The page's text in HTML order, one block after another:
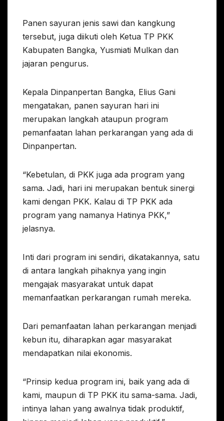
Panen sayuran jenis sawi dan kangkung
tersebut, juga diikuti oleh Ketua TP PKK
Kabupaten Bangka, Yusmiati Mulkan dan
jajaran pengurus.
Kepala Dinpanpertan Bangka, Elius Gani
mengatakan, panen sayuran hari ini
merupakan langkah ataupun program
pemanfaatan lahan perkarangan yang ada di
Dinpanpertan.
“Kebetulan, di PKK juga ada program yang
sama. Jadi, hari ini merupakan bentuk sinergi
kami dengan PKK. Kalau di TP PKK ada
program yang namanya Hatinya PKK,”
jelasnya.
Inti dari program ini sendiri, dikatakannya, satu
di antara langkah pihaknya yang ingin
mengajak masyarakat untuk dapat
memanfaatkan perkarangan rumah mereka.
Dari pemanfaatan lahan perkarangan menjadi
kebun itu, diharapkan agar masyarakat
mendapatkan nilai ekonomis.
“Prinsip kedua program ini, baik yang ada di
kami, maupun di TP PKK itu sama-sama. Jadi,
intinya lahan yang awalnya tidak produktif,